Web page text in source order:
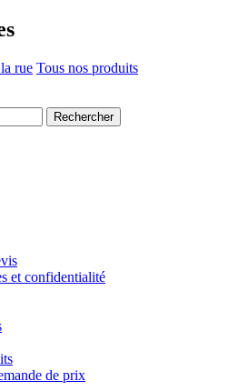
rue Tous nos produits
et confidentialité
de prix